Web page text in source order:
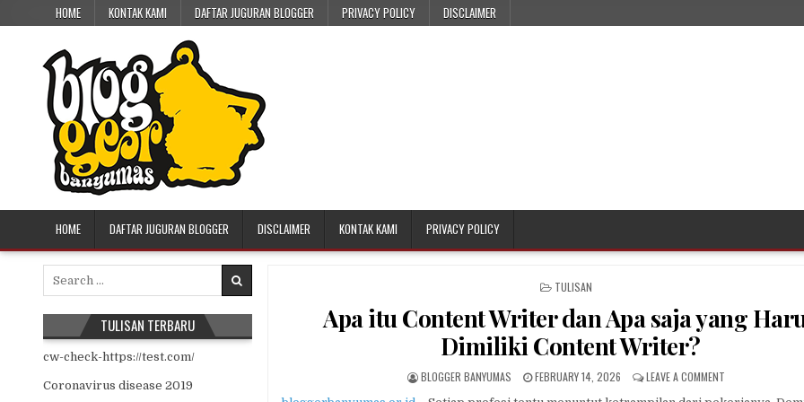
Skip to content
HOME KONTAK KAMI DAFTAR JUGURAN BLOGGER PRIVACY POLICY DISCLAIMER
HOME DAFTAR JUGURAN BLOGGER DISCLAIMER KONTAK KAMI PRIVACY POLICY
POSTED IN
TULISAN
Apa itu Content Writer dan Apa saja yang
Dimiliki Content Writer?
AUTHOR:
BLOGGER BANYUMAS PUBLISHED DATE:
FEBRUARY 14, 2026 LEAVE A COMMENTON APA ITU
Search for:
TULISAN TERBARU
cw-check-https://test.com/
Coronavirus disease 2019